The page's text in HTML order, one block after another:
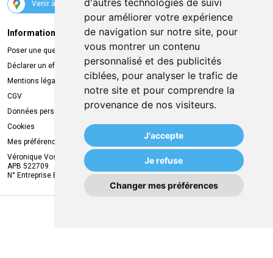
d'autres technologies de suivi
pour améliorer votre expérience
de navigation sur notre site, pour
vous montrer un contenu
personnalisé et des publicités
ciblées, pour analyser le trafic de
notre site et pour comprendre la
provenance de nos visiteurs.
J'accepte
Je refuse
Changer mes préférences
Venir à la pharmacie
Informations légales
Poser une question
Déclarer un effet indésirable
Mentions légales
CGV
Données personnelles
Cookies
Mes préférences Cookies
Véronique Vos
APB 522709
N° Entreprise BE0749.944.612
Livraison
Retrait à la pharmacie
Livraison chez vous
Livraison dans un Point Relais